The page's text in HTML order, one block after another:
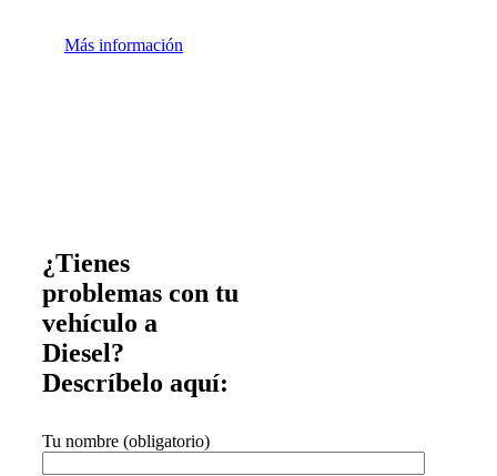
Más información
¿Tienes
problemas con tu
vehículo a
Diesel?
Descríbelo aquí:
Tu nombre (obligatorio)